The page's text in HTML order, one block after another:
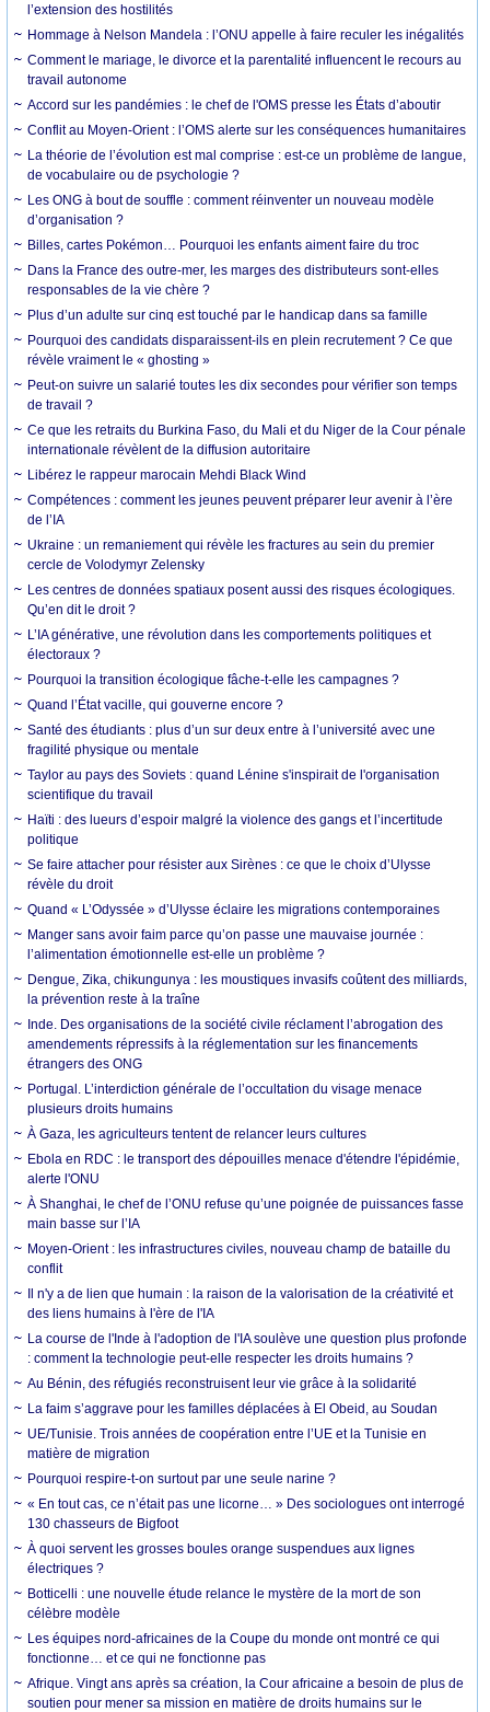
l’extension des hostilités
Hommage à Nelson Mandela : l’ONU appelle à faire reculer les inégalités
Comment le mariage, le divorce et la parentalité influencent le recours au
travail autonome
Accord sur les pandémies : le chef de l'OMS presse les États d’aboutir
Conflit au Moyen-Orient : l’OMS alerte sur les conséquences humanitaires
La théorie de l’évolution est mal comprise : est-ce un problème de langue,
de vocabulaire ou de psychologie ?
Les ONG à bout de souffle : comment réinventer un nouveau modèle
d’organisation ?
Billes, cartes Pokémon… Pourquoi les enfants aiment faire du troc
Dans la France des outre-mer, les marges des distributeurs sont-elles
responsables de la vie chère ?
Plus d’un adulte sur cinq est touché par le handicap dans sa famille
Pourquoi des candidats disparaissent-ils en plein recrutement ? Ce que
révèle vraiment le « ghosting »
Peut-on suivre un salarié toutes les dix secondes pour vérifier son temps
de travail ?
Ce que les retraits du Burkina Faso, du Mali et du Niger de la Cour pénale
internationale révèlent de la diffusion autoritaire
Libérez le rappeur marocain Mehdi Black Wind
Compétences : comment les jeunes peuvent préparer leur avenir à l’ère
de l’IA
Ukraine : un remaniement qui révèle les fractures au sein du premier
cercle de Volodymyr Zelensky
Les centres de données spatiaux posent aussi des risques écologiques.
Qu’en dit le droit ?
L’IA générative, une révolution dans les comportements politiques et
électoraux ?
Pourquoi la transition écologique fâche-t-elle les campagnes ?
Quand l’État vacille, qui gouverne encore ?
Santé des étudiants : plus d’un sur deux entre à l’université avec une
fragilité physique ou mentale
Taylor au pays des Soviets : quand Lénine s'inspirait de l'organisation
scientifique du travail
Haïti : des lueurs d’espoir malgré la violence des gangs et l’incertitude
politique
Se faire attacher pour résister aux Sirènes : ce que le choix d’Ulysse
révèle du droit
Quand « L’Odyssée » d’Ulysse éclaire les migrations contemporaines
Manger sans avoir faim parce qu’on passe une mauvaise journée :
l’alimentation émotionnelle est-elle un problème ?
Dengue, Zika, chikungunya : les moustiques invasifs coûtent des milliards,
la prévention reste à la traîne
Inde. Des organisations de la société civile réclament l’abrogation des
amendements répressifs à la réglementation sur les financements
étrangers des ONG
Portugal. L’interdiction générale de l’occultation du visage menace
plusieurs droits humains
À Gaza, les agriculteurs tentent de relancer leurs cultures
Ebola en RDC : le transport des dépouilles menace d'étendre l'épidémie,
alerte l'ONU
À Shanghai, le chef de l’ONU refuse qu’une poignée de puissances fasse
main basse sur l’IA
Moyen-Orient : les infrastructures civiles, nouveau champ de bataille du
conflit
Il n'y a de lien que humain : la raison de la valorisation de la créativité et
des liens humains à l'ère de l'IA
La course de l'Inde à l'adoption de l'IA soulève une question plus profonde
: comment la technologie peut-elle respecter les droits humains ?
Au Bénin, des réfugiés reconstruisent leur vie grâce à la solidarité
La faim s’aggrave pour les familles déplacées à El Obeid, au Soudan
UE/Tunisie. Trois années de coopération entre l’UE et la Tunisie en
matière de migration
Pourquoi respire-t-on surtout par une seule narine ?
« En tout cas, ce n’était pas une licorne… » Des sociologues ont interrogé
130 chasseurs de Bigfoot
À quoi servent les grosses boules orange suspendues aux lignes
électriques ?
Botticelli : une nouvelle étude relance le mystère de la mort de son
célèbre modèle
Les équipes nord-africaines de la Coupe du monde ont montré ce qui
fonctionne… et ce qui ne fonctionne pas
Afrique. Vingt ans après sa création, la Cour africaine a besoin de plus de
soutien pour mener sa mission en matière de droits humains sur le